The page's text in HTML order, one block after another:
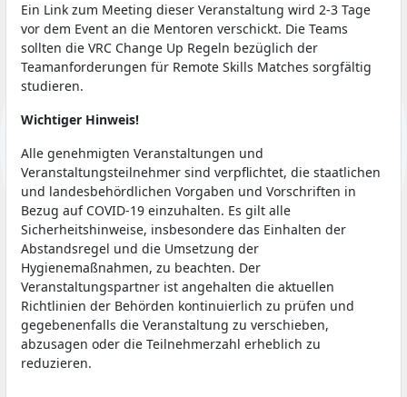
Ein Link zum Meeting dieser Veranstaltung wird 2-3 Tage
vor dem Event an die Mentoren verschickt. Die Teams
sollten die VRC Change Up Regeln bezüglich der
Teamanforderungen für Remote Skills Matches sorgfältig
studieren.
Wichtiger Hinweis!
Alle genehmigten Veranstaltungen und
Veranstaltungsteilnehmer sind verpflichtet, die staatlichen
und landesbehördlichen Vorgaben und Vorschriften in
Bezug auf COVID-19 einzuhalten. Es gilt alle
Sicherheitshinweise, insbesondere das Einhalten der
Abstandsregel und die Umsetzung der
Hygienemaßnahmen, zu beachten. Der
Veranstaltungspartner ist angehalten die aktuellen
Richtlinien der Behörden kontinuierlich zu prüfen und
gegebenenfalls die Veranstaltung zu verschieben,
abzusagen oder die Teilnehmerzahl erheblich zu
reduzieren.